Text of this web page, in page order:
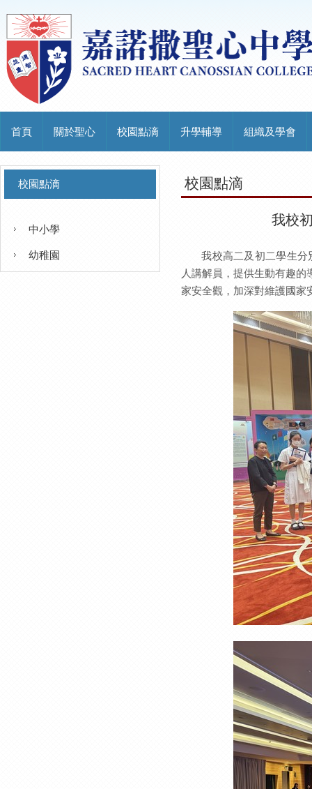
首頁 關於聖心 校園點滴 升學輔導 組織及學會
校園點滴
中小學
幼稚園
校園點滴
我校
我校高二及初二學生分
人講解員，提供生動有趣
家安全觀，加深對維護國家